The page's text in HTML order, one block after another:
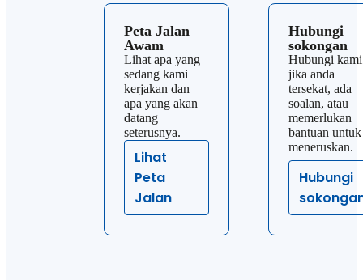
Peta Jalan
Awam
Lihat apa yang
sedang kami
kerjakan dan
apa yang akan
datang
seterusnya.
Lihat
Peta
Jalan
Hubungi
sokongan
Hubungi kami
jika anda
tersekat, ada
soalan, atau
memerlukan
bantuan untuk
meneruskan.
Hubungi